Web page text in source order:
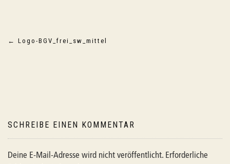
Beitragsnavigation
← Logo-BGV_frei_sw_mittel
SCHREIBE EINEN KOMMENTAR
Deine E-Mail-Adresse wird nicht veröffentlicht. Erforderliche